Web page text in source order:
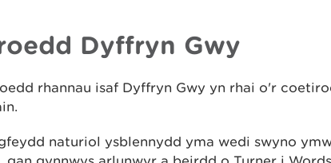
Dyffryn Gwy
rhannau isaf Dyffryn Gwy yn rhai o'r
naturiol ysblennydd yma wedi swyno